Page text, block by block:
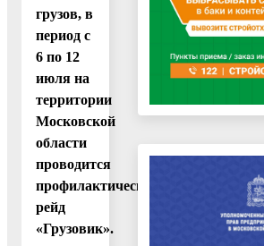
грузов, в
период с
6 по 12
июля на
территории
Московской
области
проводится
профилактический
рейд
«Грузовик».